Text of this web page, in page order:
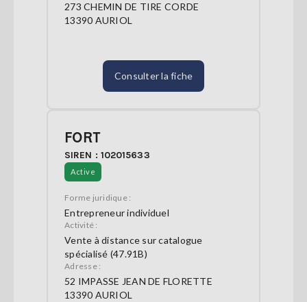
273 CHEMIN DE TIRE CORDE
13390 AURIOL
Consulter la fiche
FORT
SIREN : 102015633
Active
Forme juridique :
Entrepreneur individuel
Activité :
Vente à distance sur catalogue
spécialisé (47.91B)
Adresse :
52 IMPASSE JEAN DE FLORETTE
13390 AURIOL